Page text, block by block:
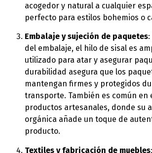
acogedor y natural a cualquier
perfecto para estilos bohemios o
Embalaje y sujeción de paquetes
del embalaje, el hilo de sisal es
utilizado para atar y asegurar
durabilidad asegura que los
mantengan firmes y protegidos
transporte. También es común en
productos artesanales, donde su
orgánica añade un toque de
producto.
Textiles y fabricación de muebles